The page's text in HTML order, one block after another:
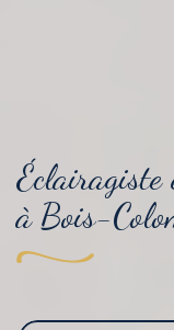
Éclairagiste
à Bois-